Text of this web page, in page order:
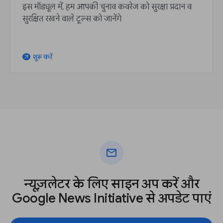
इस मॉड्यूल में, हम आपकी चुनाव कवरेज को सुरक्षा प्रदान व
सुरक्षित रखने वाले टूल्स को जानेंगे
arrow_outward शुरू करें
mail
न्यूज़लेटर के लिए साइन अप करें और
Google News Initiative से अपडेट पाएं